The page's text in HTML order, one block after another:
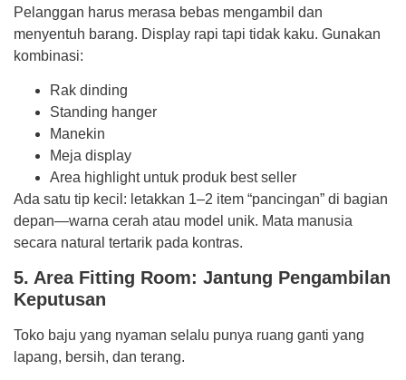
Pelanggan harus merasa bebas mengambil dan
menyentuh barang. Display rapi tapi tidak kaku. Gunakan
kombinasi:
Rak dinding
Standing hanger
Manekin
Meja display
Area highlight untuk produk best seller
Ada satu tip kecil: letakkan 1–2 item “pancingan” di bagian
depan—warna cerah atau model unik. Mata manusia
secara natural tertarik pada kontras.
5. Area Fitting Room: Jantung Pengambilan
Keputusan
Toko baju yang nyaman selalu punya ruang ganti yang
lapang, bersih, dan terang.